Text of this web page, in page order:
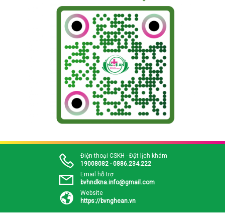
Điện thoại CSKH - Đặt lịch khám
19008082 - 0886.234.222
Email hỗ trợ
bvhndkna.info@gmail.com
Website
https://bvnghean.vn